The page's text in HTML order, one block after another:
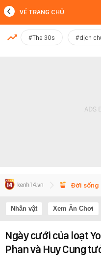
MỚI NHẤT
VỀ TRANG CHỦ
#The 30s #dịch
Đời sống
Nhân vật Xem Ăn Chơi
Ngày cưới của loạt
Phan và Huy Cung